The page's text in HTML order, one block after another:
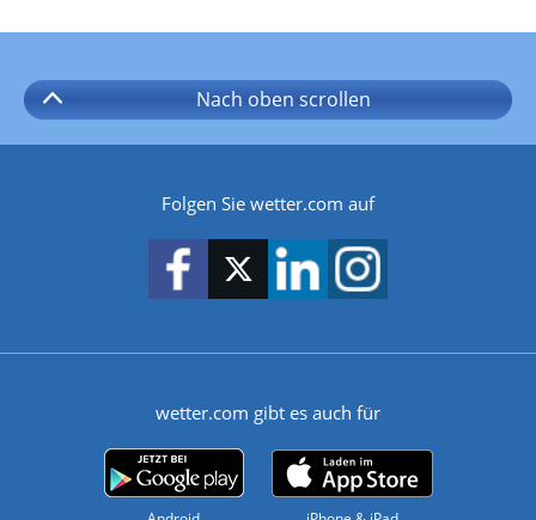
Nach oben scrollen
Folgen Sie wetter.com auf
wetter.com gibt es auch für